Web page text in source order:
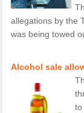
allegations by the
was being towed
Alcohol sale
to